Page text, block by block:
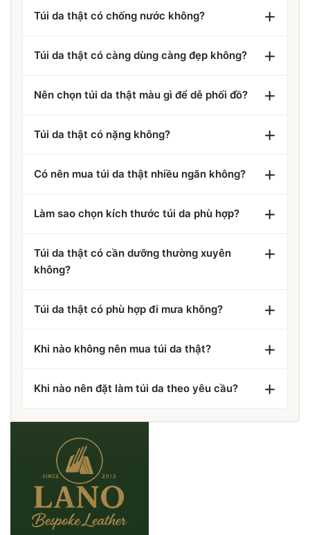
Túi da thật có chống nước không?
Túi da thật có càng dùng càng đẹp không?
Nên chọn túi da thật màu gì để dễ phối đồ?
Túi da thật có nặng không?
Có nên mua túi da thật nhiều ngăn không?
Làm sao chọn kích thước túi da phù hợp?
Túi da thật có cần dưỡng thường xuyên
không?
Túi da thật có phù hợp đi mưa không?
Khi nào không nên mua túi da thật?
Khi nào nên đặt làm túi da theo yêu cầu?